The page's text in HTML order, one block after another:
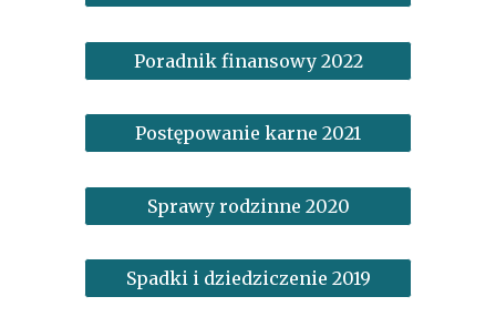
Poradnik finansowy 2022
Postępowanie karne 2021
Sprawy rodzinne 2020
Spadki i dziedziczenie 2019